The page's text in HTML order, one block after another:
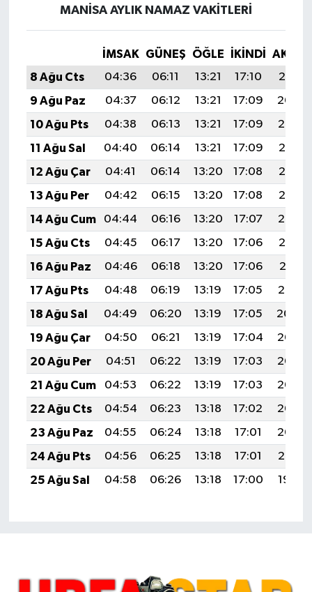
MANISA AYLIK NAMAZ VAKITLERI
İMSAK GÜNEŞ ÖĞLE İKINDI
8 Ağu Cts
04:36 06:11 13:21 17:10
20:21
9 Ağu Paz
04:37 06:12 13:21 17:09
20:20
10 Ağu Pts
04:38 06:13 13:21 17:09
20:19
11 Ağu Sal
04:40 06:14 13:21 17:09
20:18
12 Ağu Çar
04:41 06:14 13:20 17:08
20:17
13 Ağu Per
04:42 06:15 13:20 17:08
20:15
14 Ağu Cum
04:44 06:16 13:20 17:07
20:14
15 Ağu Cts
04:45 06:17 13:20 17:06
20:13
16 Ağu Paz
04:46 06:18 13:20 17:06
20:11
17 Ağu Pts
04:48 06:19 13:19 17:05
20:10
18 Ağu Sal
04:49 06:20 13:19 17:05
20:09
19 Ağu Çar
04:50 06:21 13:19 17:04
20:07
20 Ağu Per
04:51 06:22 13:19 17:03
20:06
21 Ağu Cum
04:53 06:22 13:19 17:03
20:05
22 Ağu Cts
04:54 06:23 13:18 17:02
20:03
23 Ağu Paz
04:55 06:24 13:18 17:01
20:02
24 Ağu Pts
04:56 06:25 13:18 17:01
20:01
25 Ağu Sal
04:58 06:26 13:18 17:00 19:59